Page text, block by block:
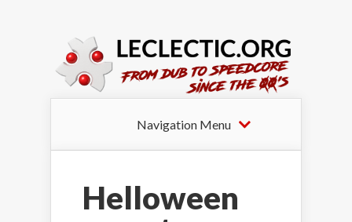
Navigation Menu
Helloween